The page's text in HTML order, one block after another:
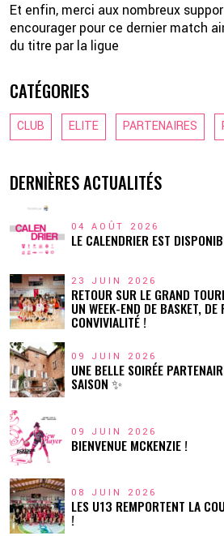
Et enfin, merci aux nombreux
encourager pour ce dernier match
du titre par la ligue
CATÉGORIES
CLUB ELITE PARTENAIRES
DERNIÈRES ACTUALITÉS
04 AOÛT 2026
LE CALENDRIER EST
23 JUIN 2026
RETOUR SUR LE GRAND
UN WEEK-END DE BASKET, DE
CONVIVIALITÉ !
09 JUIN 2026
UNE BELLE SOIRÉE
SAISON ✨
09 JUIN 2026
BIENVENUE MCKENZIE !
08 JUIN 2026
LES U13 REMPORTENT LA
!